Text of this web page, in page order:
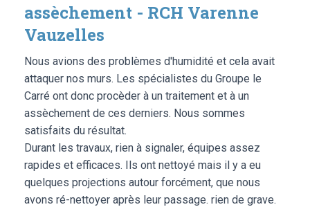
assèchement - RCH Varenne
Vauzelles
Nous avions des problèmes d'humidité et cela avait
attaquer nos murs. Les spécialistes du Groupe le
Carré ont donc procèder à un traitement et à un
assèchement de ces derniers. Nous sommes
satisfaits du résultat.
Durant les travaux, rien à signaler, équipes assez
rapides et efficaces. Ils ont nettoyé mais il y a eu
quelques projections autour forcément, que nous
avons ré-nettoyer après leur passage. rien de grave.